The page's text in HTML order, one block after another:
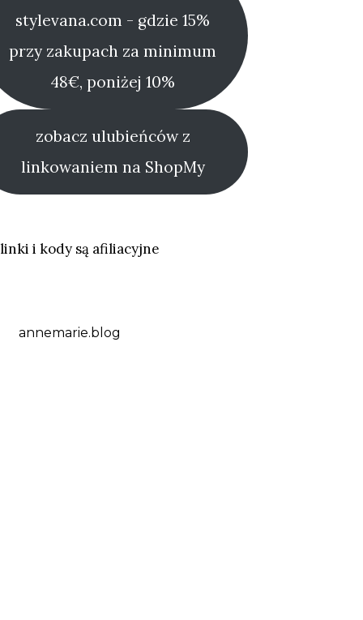
stylevana.com - gdzie 15%
przy zakupach za minimum
48€, poniżej 10%
zobacz ulubieńców z
linkowaniem na ShopMy
i kody są afiliacyjne
annemarie.blog